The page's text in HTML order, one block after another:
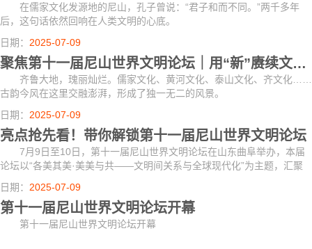
在儒家文化发源地的尼山，孔子曾说：“君子和而不同。”两千多年
后，这句话依然回响在人类文明的心底。
日期： 2025-07-09
聚焦第十一届尼山世界文明论坛｜用“新”赓续文脉 “两创”澎湃海岱
齐鲁大地，瑰丽灿烂。儒家文化、黄河文化、泰山文化、齐文化……
古韵今风在这里交融澎湃，形成了独一无二的风景。
日期： 2025-07-09
亮点抢先看！带你解锁第十一届尼山世界文明论坛
7月9日至10日，第十一届尼山世界文明论坛在山东曲阜举办，本届
论坛以“各美其美·美美与共——文明间关系与全球现代化”为主题，汇聚
来自70多个国家的560余位嘉宾。通过这些亮点抢先感受这场文明对话的
年度盛会，...
日期： 2025-07-09
第十一届尼山世界文明论坛开幕
第十一届尼山世界文明论坛开幕